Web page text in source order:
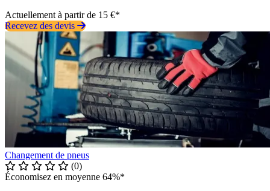
Actuellement à partir de 15 €*
Recevez des devis
Changement de pneus
(0)
Économisez en moyenne 64%*